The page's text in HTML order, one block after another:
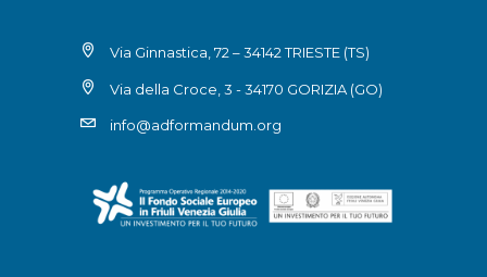
Via Ginnastica, 72 – 34142 TRIESTE (TS)
Via della Croce, 3 - 34170 GORIZIA (GO)
info@adformandum.org